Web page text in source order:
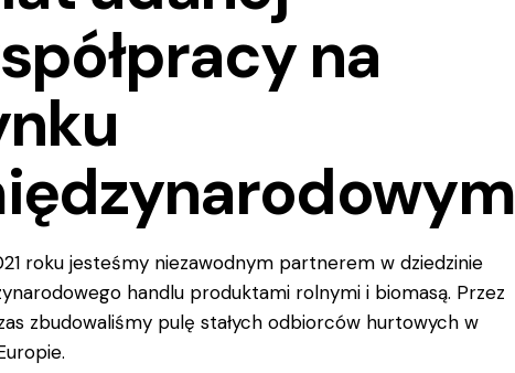
na
roku jesteśmy niezawodnym partnerem w dziedzinie
handlu produktami rolnymi i biomasą. Przez
zbudowaliśmy pulę stałych odbiorców hurtowych w